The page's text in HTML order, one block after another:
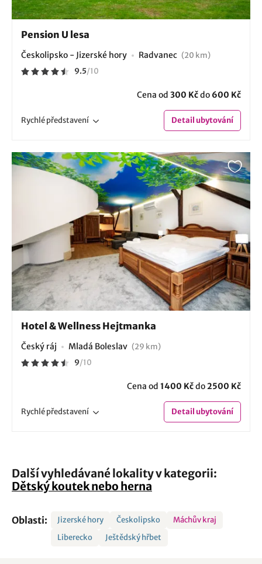
Pension U lesa
Českolipsko - Jizerské hory Radvanec (20 km)
9.5/10
Cena od 300 Kčdo 600 Kč
Rychlépředstavení Detailubytování
Hotel & Wellness Hejtmanka
Český ráj Mladá Boleslav (29 km)
9/10
Cena od 1400 Kčdo2500 Kč
Rychlépředstavení Detailubytování
Další vyhledávané lokality v kategorii:
Dětský koutek nebo herna
Oblasti: Jizerské hory Českolipsko
Máchův kraj
Liberecko
Ještědský hřbet